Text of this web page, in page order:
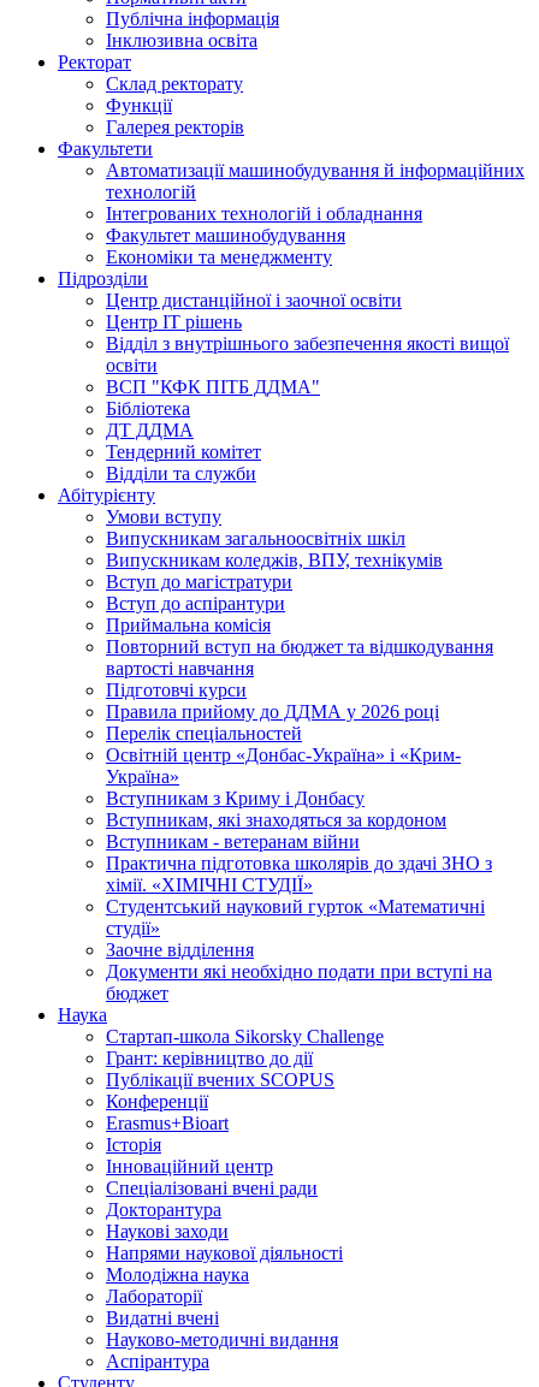
Публічна інформація
Інклюзивна освіта
Ректорат
Склад ректорату
Функції
Галерея ректорів
Факультети
Автоматизації машинобудування й інформаційних
технологій
Інтегрованих технологій і обладнання
Факультет машинобудування
Економіки та менеджменту
Підрозділи
Центр дистанційної і заочної освіти
Центр ІТ рішень
Відділ з внутрішнього забезпечення якості вищої
освіти
ВСП "КФК ПІТБ ДДМА"
Бібліотека
ДТ ДДМА
Тендерний комітет
Відділи та служби
Абітурієнту
Умови вступу
Випускникам загальноосвітніх шкіл
Випускникам коледжів, ВПУ, технікумів
Вступ до магістратури
Вступ до аспірантури
Приймальна комісія
Повторний вступ на бюджет та відшкодування
вартості навчання
Підготовчі курси
Правила прийому до ДДМА у 2026 році
Перелік спеціальностей
Освітній центр «Донбас-Україна» і «Крим-
Україна»
Вступникам з Криму і Донбасу
Вступникам, які знаходяться за кордоном
Вступникам - ветеранам війни
Практична підготовка школярів до здачі ЗНО з
хімії. «ХІМІЧНІ СТУДІЇ»
Студентський науковий гурток «Математичні
студії»
Заочне відділення
Документи які необхідно подати при вступі на
бюджет
Наука
Стартап-школа Sikorsky Challenge
Грант: керівництво до дії
Публікації вчених SCOPUS
Конференції
Erasmus+Bioart
Історія
Інноваційний центр
Спеціалізовані вчені ради
Докторантура
Наукові заходи
Напрями наукової діяльності
Молодіжна наука
Лабораторії
Видатні вчені
Науково-методичні видання
Аспірантура
Студенту